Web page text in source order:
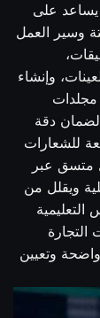
يساعد على
وسير العمل
وإنشاء
مجلدات
دقة
للشعارات
متسق عبر
ويقلل من
وتعيين